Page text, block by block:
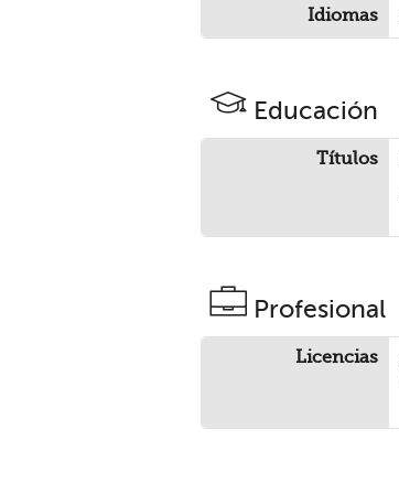
Idiomas
Educación
Títulos
Profesional
Licencias